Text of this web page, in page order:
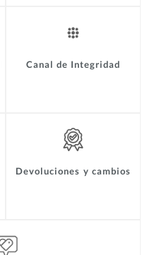
Canal de Integridad
Devoluciones y cambios